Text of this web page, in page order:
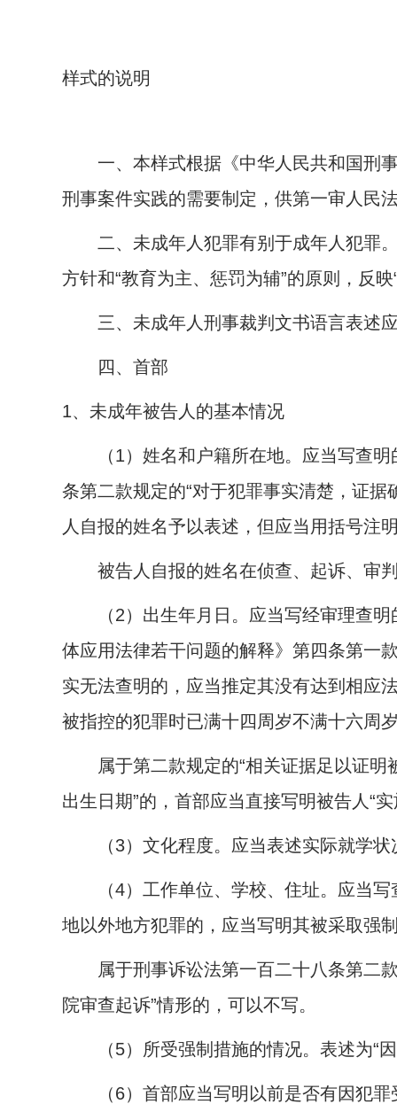
样式的说明
一、本样式根据《中华人民共和国刑事
刑事案件实践的需要制定，供第一审人民
二、未成年人犯罪有别于成年人犯罪。
方针和“教育为主、惩罚为辅”的原则，反
三、未成年人刑事裁判文书语言表述应
四、首部
1、未成年被告人的基本情况
（1）姓名和户籍所在地。应当写查
条第二款规定的“对于犯罪事实清楚，证
人自报的姓名予以表述，但应当用括号注
被告人自报的姓名在侦查、起诉、审判
（2）出生年月日。应当写经审理查
体应用法律若干问题的解释》第四条第一
实无法查明的，应当推定其没有达到相应
被指控的犯罪时已满十四周岁不满十六周
属于第二款规定的“相关证据足以证明
出生日期”的，首部应当直接写明被告人“
（3）文化程度。应当表述实际就学
（4）工作单位、学校、住址。应当
地以外地方犯罪的，应当写明其被采取强
属于刑事诉讼法第一百二十八条第二款
院审查起诉”情形的，可以不写。
（5）所受强制措施的情况。表述为“
（6）首部应当写明以前是否有因犯